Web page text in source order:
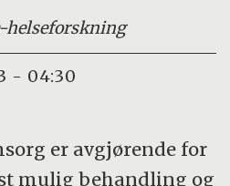
helseforskning
- 04:30
er avgjørende for
mulig behandling og